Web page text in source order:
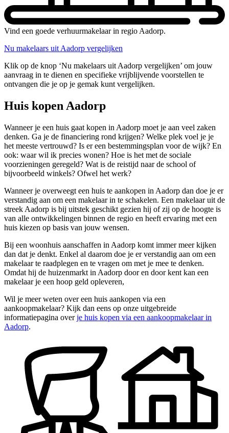
Vind een goede verhuurmakelaar in regio Aadorp.
Nu makelaars uit Aadorp vergelijken
Klik op de knop ‘Nu makelaars uit Aadorp vergelijken’ om jouw
aanvraag in te dienen en specifieke vrijblijvende voorstellen te
ontvangen die je op je gemak kunt vergelijken.
Huis kopen Aadorp
Wanneer je een huis gaat kopen in Aadorp moet je aan veel zaken
denken. Ga je de financiering rond krijgen? Welke plek voel je je
het meeste vertrouwd? Is er een bestemmingsplan voor de wijk? En
ook: waar wil ik precies wonen? Hoe is het met de sociale
voorzieningen geregeld? Wat is de reistijd naar de school of
bijvoorbeeld winkels? Ofwel het werk?
Wanneer je overweegt een huis te aankopen in Aadorp dan doe je er
verstandig aan om een makelaar in te schakelen. Een makelaar uit de
streek Aadorp is bij uitstek geschikt gezien hij of zij op de hoogte is
van alle ontwikkelingen binnen de regio en heeft ervaring met een
huis kiezen op basis van jouw wensen.
Bij een woonhuis aanschaffen in Aadorp komt immer meer kijken
dan dat je denkt. Enkel al daarom doe je er verstandig aan om een
makelaar te raadplegen en te vragen om met je mee te denken.
Omdat hij de huizenmarkt in Aadorp door en door kent kan een
makelaar je een hoop geld opleveren,
Wil je meer weten over een huis aankopen via een
aankoopmakelaar? Kijk dan eens op onze uitgebreide
informatiepagina overje huis kopen via een aankoopmakelaar in
Aadorp.